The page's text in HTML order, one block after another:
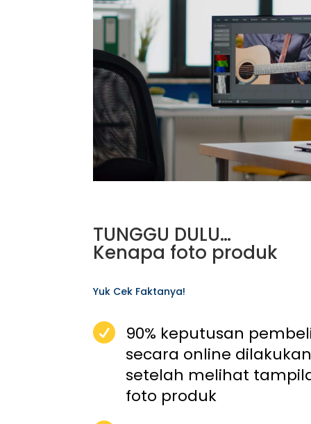
TUNGGU DULU…
Kenapa foto produk
Yuk Cek Faktanya!
 90% keputusan
secara online
setelah melihat
foto produk